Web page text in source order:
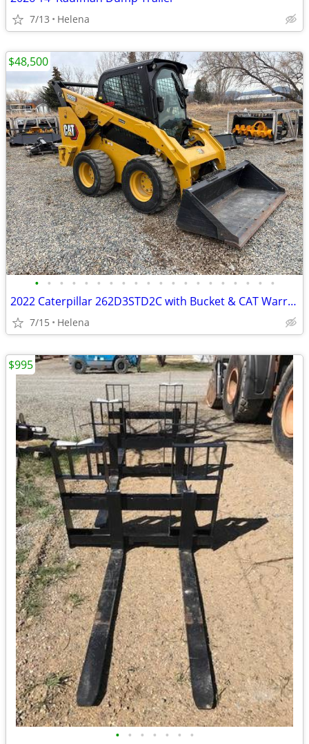
7/13 Helena
• • • • • • • • • • • • • • • • • • • •
2022 Caterpillar 262D3STD2C with Bucket & CAT Warranty
7/15 Helena
$48,500
• • • • • • •
$995